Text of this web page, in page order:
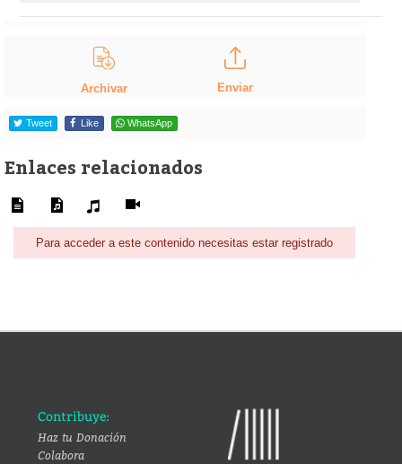
Archivar Enviar
Tweet Like WhatsApp
Enlaces relacionados
Para acceder a este contenido necesitas estar registrado
Contribuye:
Haz tu Donación
Colabora